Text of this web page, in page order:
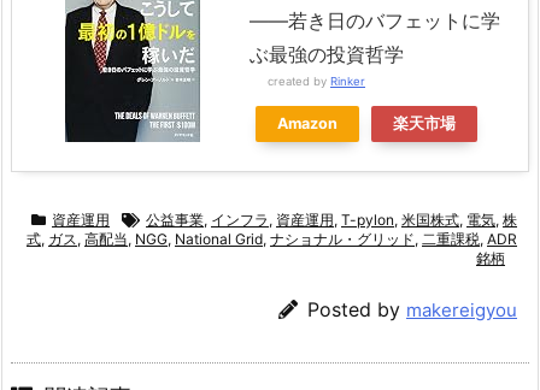
――若き日のバフェットに学
ぶ最強の投資哲学
created by Rinker
Amazon 楽天市場
資産運用 公益事業, インフラ , 資産運用, T-pylon, 米国株式, 電気, 株
式, ガス , 高配当, NGG, National Grid, ナショナル・グリッド, 二重課税, ADR
銘柄
Posted by makereigyou